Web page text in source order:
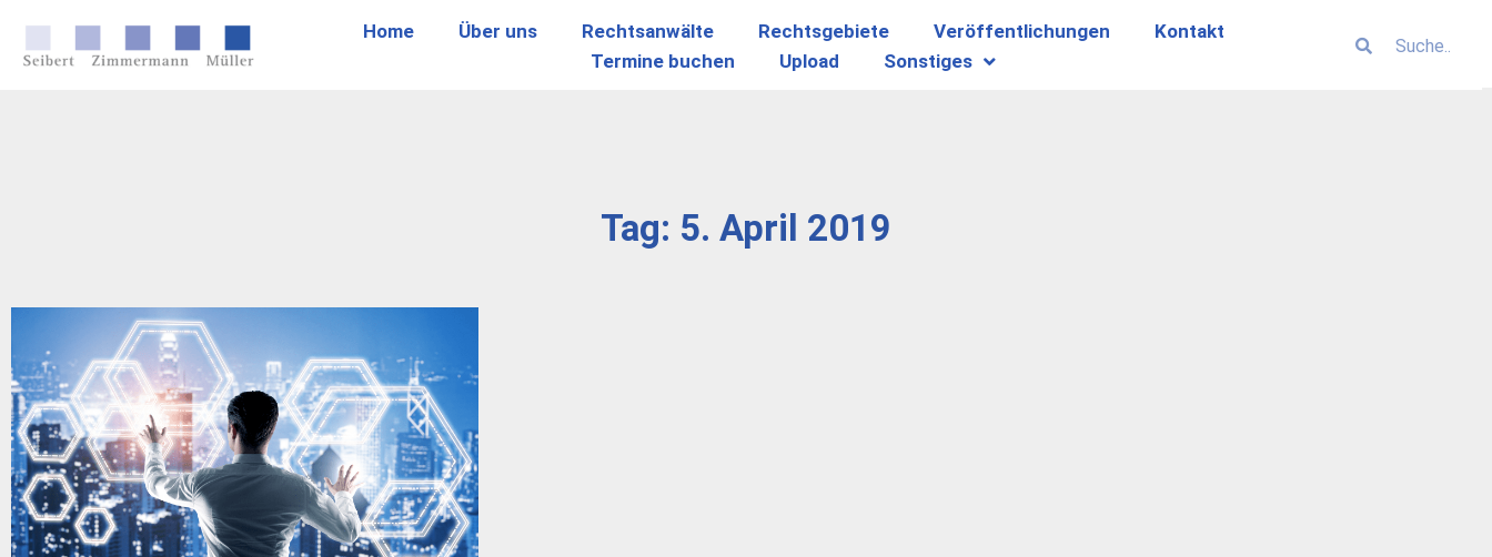
Home Über uns Rechtsanwälte Rechtsgebiete Veröffentlichungen
Kontakt
Termine buchen
Upload Sonstiges
Tag: 5. April 2019